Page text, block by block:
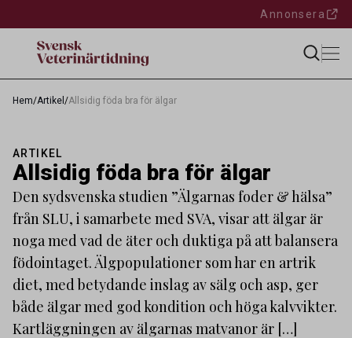
Annonsera
Hem/Artikel /Allsidig föda bra för älgar
ARTIKEL
Allsidig föda bra för älgar
Den sydsvenska studien ”Älgarnas foder & hälsa”
från SLU, i samarbete med SVA, visar att älgar är
noga med vad de äter och duktiga på att balansera
födointaget. Älgpopulationer som har en artrik
diet, med betydande inslag av sälg och asp, ger
både älgar med god kondition och höga kalvvikter.
Kartläggningen av älgarnas matvanor är […]